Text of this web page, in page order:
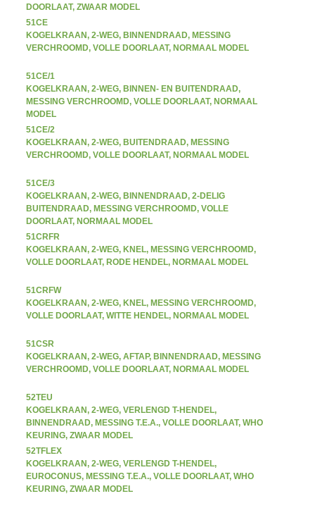
DOORLAAT, ZWAAR MODEL
51CE
KOGELKRAAN, 2-WEG, BINNENDRAAD, MESSING
VERCHROOMD, VOLLE DOORLAAT, NORMAAL MODEL
51CE/1
KOGELKRAAN, 2-WEG, BINNEN- EN BUITENDRAAD,
MESSING VERCHROOMD, VOLLE DOORLAAT, NORMAAL
MODEL
51CE/2
KOGELKRAAN, 2-WEG, BUITENDRAAD, MESSING
VERCHROOMD, VOLLE DOORLAAT, NORMAAL MODEL
51CE/3
KOGELKRAAN, 2-WEG, BINNENDRAAD, 2-DELIG
BUITENDRAAD, MESSING VERCHROOMD, VOLLE
DOORLAAT, NORMAAL MODEL
51CRFR
KOGELKRAAN, 2-WEG, KNEL, MESSING VERCHROOMD,
VOLLE DOORLAAT, RODE HENDEL, NORMAAL MODEL
51CRFW
KOGELKRAAN, 2-WEG, KNEL, MESSING VERCHROOMD,
VOLLE DOORLAAT, WITTE HENDEL, NORMAAL MODEL
51CSR
KOGELKRAAN, 2-WEG, AFTAP, BINNENDRAAD, MESSING
VERCHROOMD, VOLLE DOORLAAT, NORMAAL MODEL
52TEU
KOGELKRAAN, 2-WEG, VERLENGD T-HENDEL,
BINNENDRAAD, MESSING T.E.A., VOLLE DOORLAAT, WHO
KEURING, ZWAAR MODEL
52TFLEX
KOGELKRAAN, 2-WEG, VERLENGD T-HENDEL,
EUROCONUS, MESSING T.E.A., VOLLE DOORLAAT, WHO
KEURING, ZWAAR MODEL